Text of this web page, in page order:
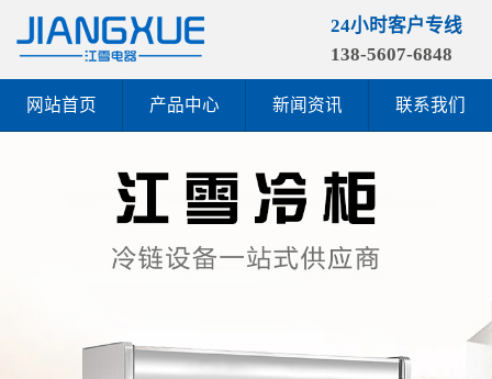
24小时客户专线
138-5607-6848
网站首页 产品中心 新闻资讯 联系我们